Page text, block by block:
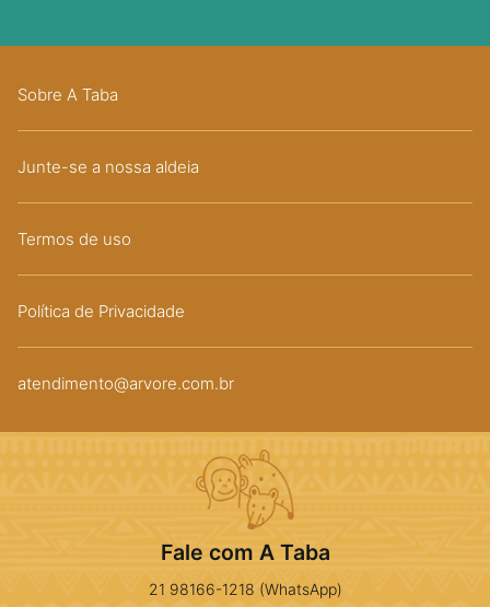
Sobre A Taba
Junte-se a nossa aldeia
Termos de uso
Política de Privacidade
atendimento@arvore.com.br
Fale com A Taba
21 98166-1218 (WhatsApp)